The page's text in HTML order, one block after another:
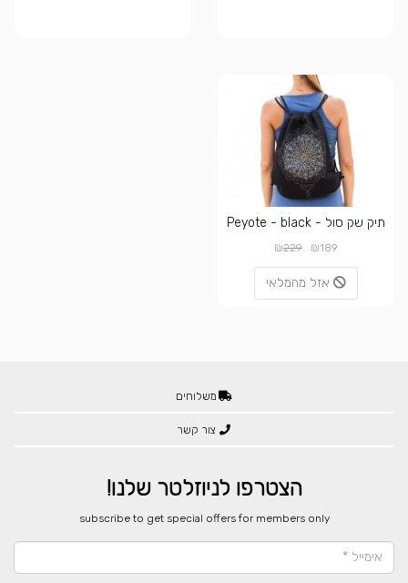
תיק שק סול - Peyote - black
₪189
₪229
אזל מהמלאי
משלוחים
צור קשר
הצטרפו לניוזלטר שלנו!
​subscribe to get special offers for members only